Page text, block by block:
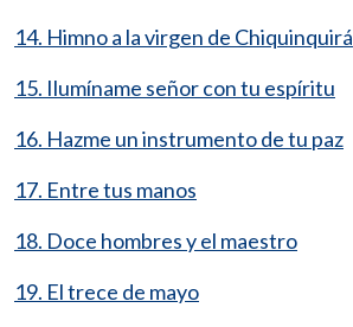
14. Himno a la virgen de Chiquinquirá
15. Ilumíname señor con tu espíritu
16. Hazme un instrumento de tu paz
17. Entre tus manos
18. Doce hombres y el maestro
19. El trece de mayo